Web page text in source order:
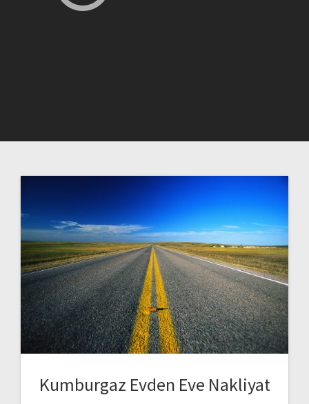
Kumburgaz Evden Eve Nakliyat